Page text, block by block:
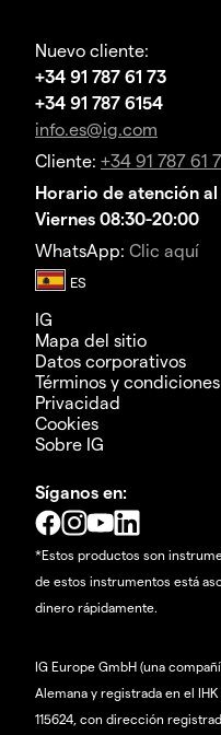
Nuevo cliente:
+34 91 787 61 73
+34 91 787 6154
info.es@ig.com
Cliente: +34 91 787 61
Horario de atención al
Viernes 08:30-20:00
WhatsApp: Clic aquí
IG
Mapa del sitio
Datos corporativos
Términos y condiciones
Privacidad
Cookies
Sobre IG
Síganos en:
*Estos productos son
de estos instrumentos está
dinero rápidamente.
IG Europe GmbH (una
Alemana y registrada en el
115624, con dirección